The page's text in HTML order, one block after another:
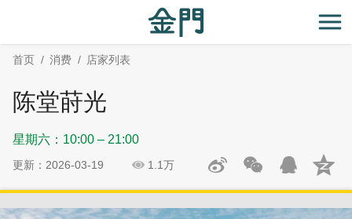
主
开
首页 消费 店家列表
陈堂莳光
星期六：10:00 – 21:00
更新：2026-03-19 1.1万
社